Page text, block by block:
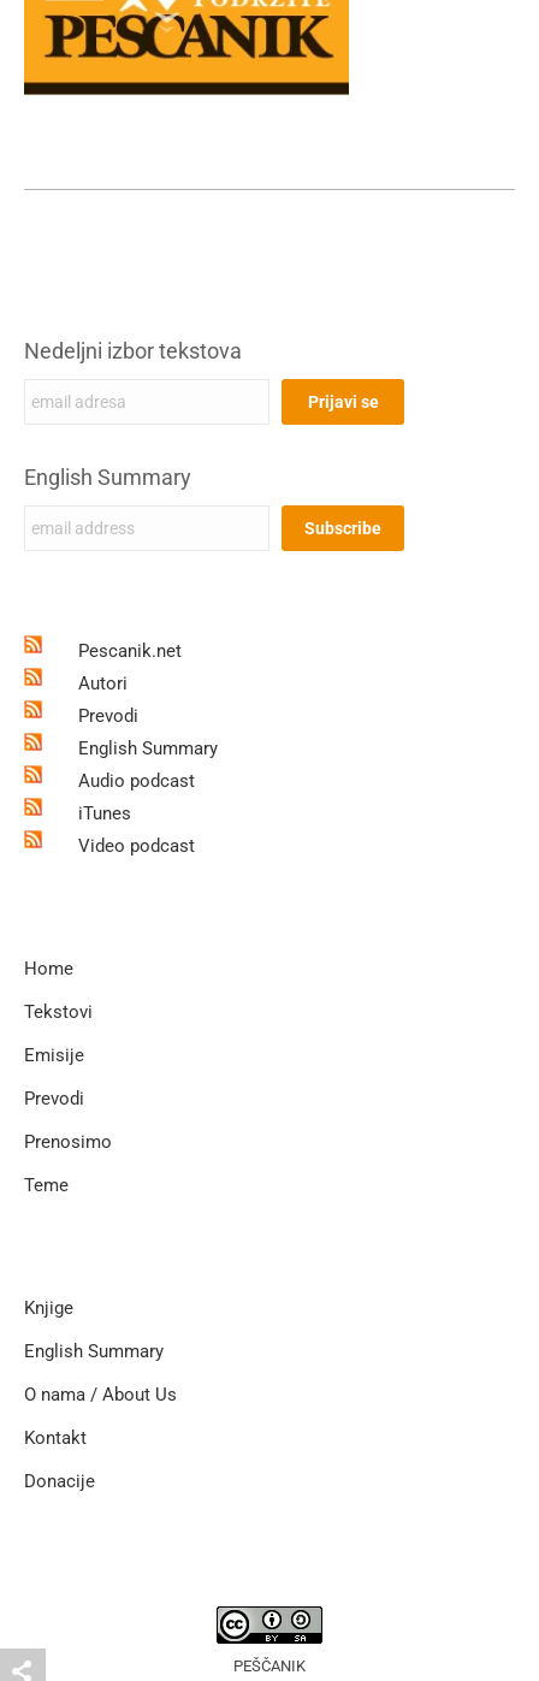
Nedeljni izbor tekstova
English Summary
Pescanik.net
Autori
Prevodi
English Summary
Audio podcast
iTunes
Video podcast
Home
Tekstovi
Emisije
Prevodi
Prenosimo
Teme
Knjige
English Summary
O nama / About Us
Kontakt
Donacije
PEŠČANIK